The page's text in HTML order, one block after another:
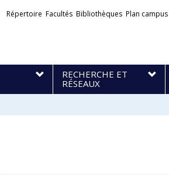
Liens
Répertoire Facultés Bibliothèques Plan campus
RECHERCHE ET
RÉSEAUX